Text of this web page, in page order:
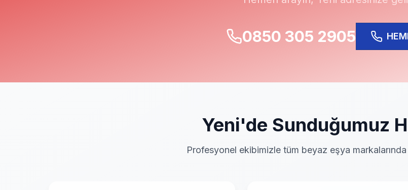
0850 305 2905
Yeni'de Sunduğumuz
Profesyonel ekibimizle tüm beyaz eşya